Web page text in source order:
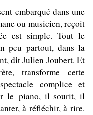
embarqué dans une
ou musicien, reçoit
est simple. Tout le
peu partout, dans la
dit Julien Joubert. Et
transforme cette
complice et
le piano, il sourit, il
à réfléchir, à rire.